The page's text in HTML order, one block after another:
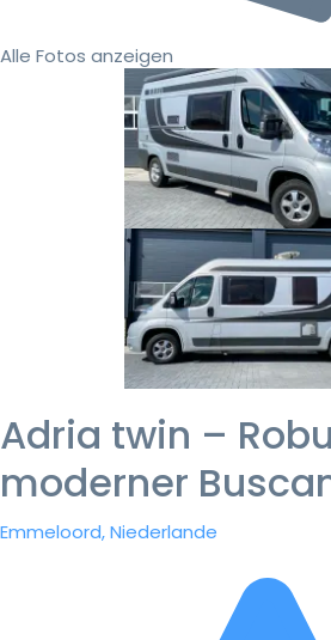
Alle Fotos anzeigen
Adria twin –
moderner
Emmeloord, Niederlande